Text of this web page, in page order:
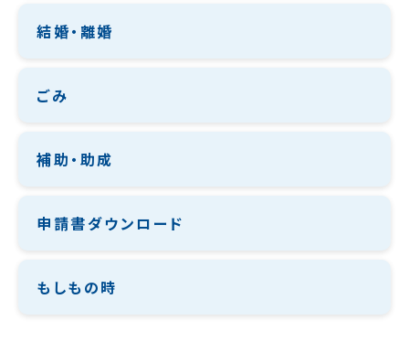
結婚・離婚
ごみ
補助・助成
申請書ダウンロード
もしもの時